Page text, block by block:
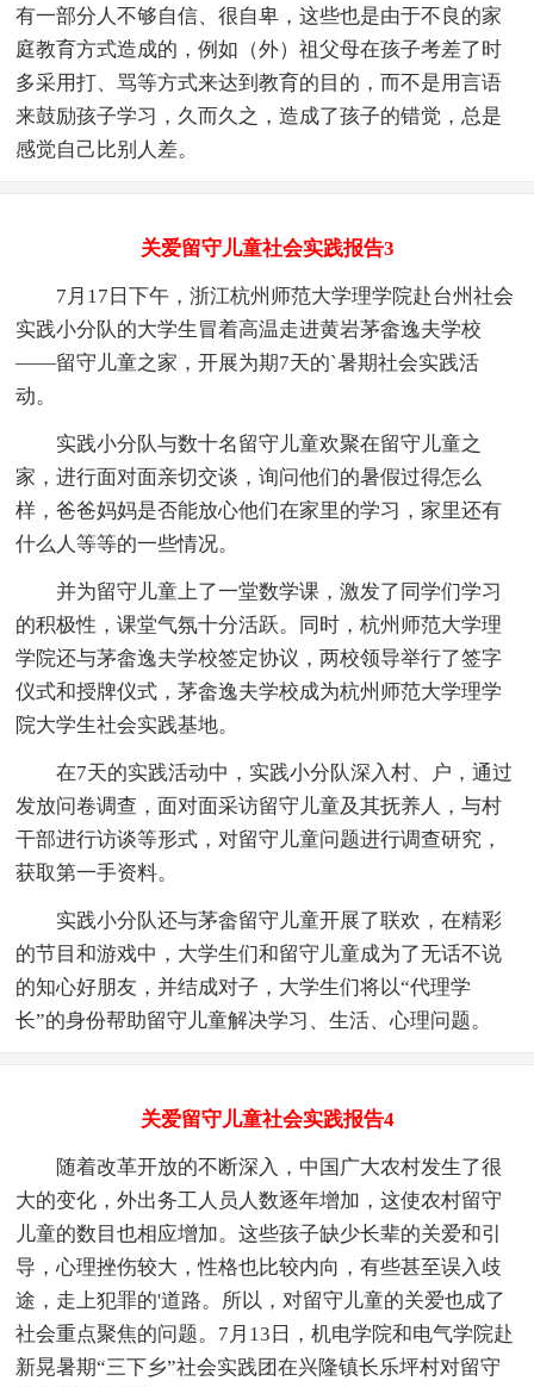
有一部分人不够自信、很自卑，这些也是由于不良的家
庭教育方式造成的，例如（外）祖父母在孩子考差了时
多采用打、骂等方式来达到教育的目的，而不是用言语
来鼓励孩子学习，久而久之，造成了孩子的错觉，总是
感觉自己比别人差。
关爱留守儿童社会实践报告3
7月17日下午，浙江杭州师范大学理学院赴台州社会
实践小分队的大学生冒着高温走进黄岩茅畲逸夫学校
——留守儿童之家，开展为期7天的`暑期社会实践活
动。
实践小分队与数十名留守儿童欢聚在留守儿童之
家，进行面对面亲切交谈，询问他们的暑假过得怎么
样，爸爸妈妈是否能放心他们在家里的学习，家里还有
什么人等等的一些情况。
并为留守儿童上了一堂数学课，激发了同学们学习
的积极性，课堂气氛十分活跃。同时，杭州师范大学理
学院还与茅畲逸夫学校签定协议，两校领导举行了签字
仪式和授牌仪式，茅畲逸夫学校成为杭州师范大学理学
院大学生社会实践基地。
在7天的实践活动中，实践小分队深入村、户，通过
发放问卷调查，面对面采访留守儿童及其抚养人，与村
干部进行访谈等形式，对留守儿童问题进行调查研究，
获取第一手资料。
实践小分队还与茅畲留守儿童开展了联欢，在精彩
的节目和游戏中，大学生们和留守儿童成为了无话不说
的知心好朋友，并结成对子，大学生们将以“代理学
长”的身份帮助留守儿童解决学习、生活、心理问题。
关爱留守儿童社会实践报告4
随着改革开放的不断深入，中国广大农村发生了很
大的变化，外出务工人员人数逐年增加，这使农村留守
儿童的数目也相应增加。这些孩子缺少长辈的关爱和引
导，心理挫伤较大，性格也比较内向，有些甚至误入歧
途，走上犯罪的'道路。所以，对留守儿童的关爱也成了
社会重点聚焦的问题。7月13日，机电学院和电气学院赴
新晃暑期“三下乡”社会实践团在兴隆镇长乐坪村对留守